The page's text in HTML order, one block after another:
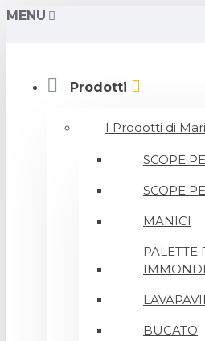
MENU
Prodotti
I Prodotti di
SCOPE
SCOPE
MANICI
PALETTE
BUCATO